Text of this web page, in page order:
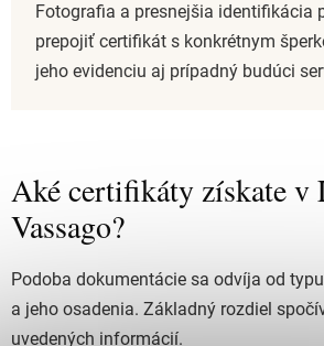
Fotografia a presnejšia identifikácia
prepojiť certifikát s konkrétnym
jeho evidenciu aj prípadný budúci
Aké certifikáty získate
Vassago?
Podoba dokumentácie sa odvíja od
a jeho osadenia. Základný rozdiel
uvedených informácií.